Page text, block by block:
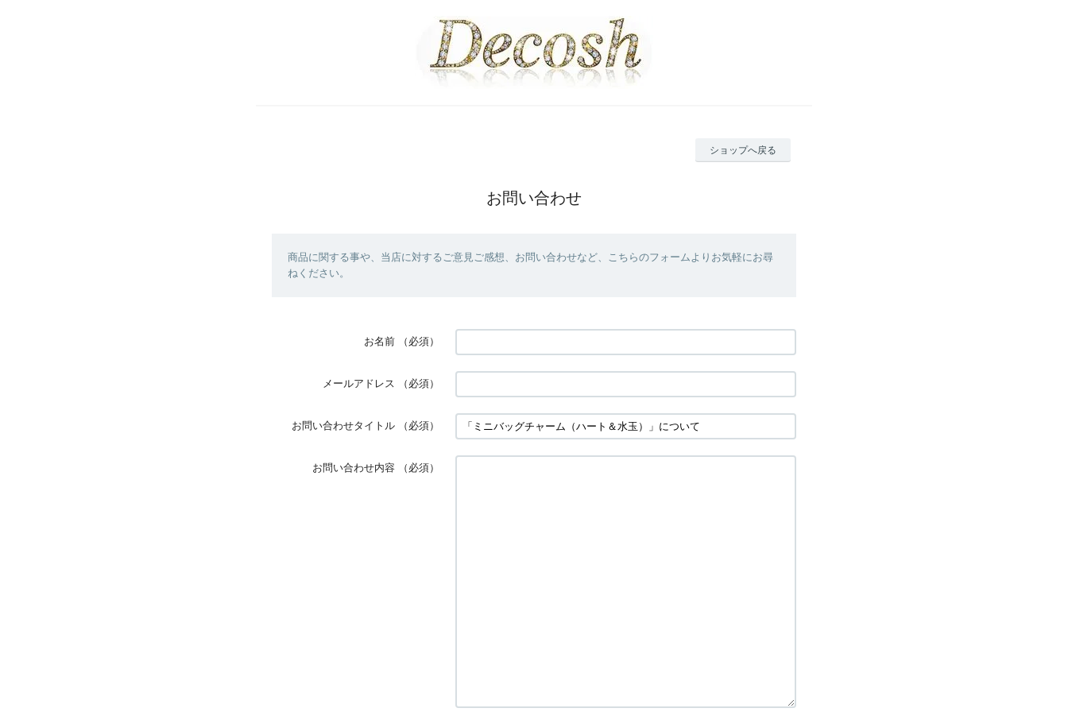
ショップへ戻る
お問い合わせ
商品に関する事や、当店に対するご意見ご感想、お問い合わせなど、こちらのフォームよりお気軽にお尋
ねください。
お名前 （必須）
メールアドレス （必須）
お問い合わせタイトル （必須）
お問い合わせ内容 （必須）